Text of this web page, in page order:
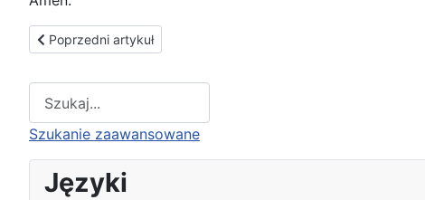
Poprzedni artykuł: Herold Chrystusa Króla
Poprzedni artykuł
Type 2 or more characters for results.
Szukanie zaawansowane
Języki